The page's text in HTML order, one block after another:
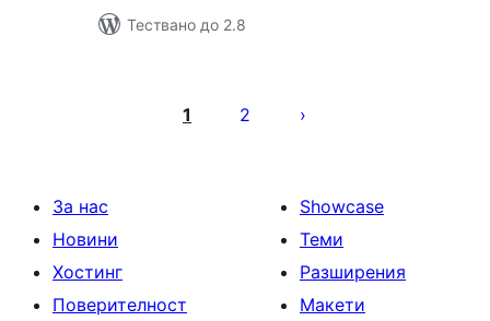
Тествано до 2.8
страници
1 2
За нас
Новини
Хостинг
Поверителност
Showcase
Теми
Разширения
Макети